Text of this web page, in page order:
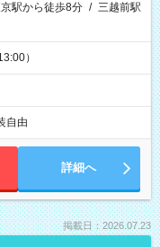
駅から徒歩8分 / 三越前駅
）
自由
詳細へ
掲載日：2026.07.23